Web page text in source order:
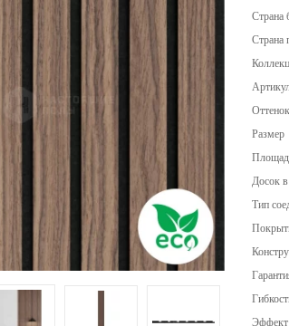
Страна
Страна
Размер
Досок в
Тип